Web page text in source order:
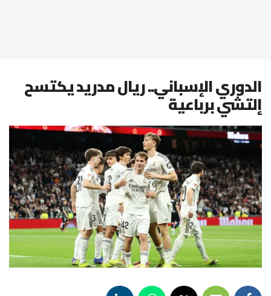
الدوري الإسباني.. ريال مدريد يكتسح
إلتشي برباعية